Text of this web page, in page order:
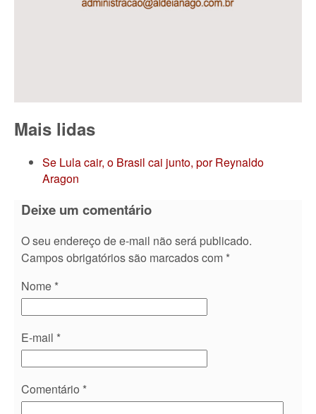
Mais lidas
Se Lula cair, o Brasil cai junto, por Reynaldo
Aragon
Deixe um comentário
O seu endereço de e-mail não será publicado.
Campos obrigatórios são marcados com *
Nome *
E-mail *
Comentário *